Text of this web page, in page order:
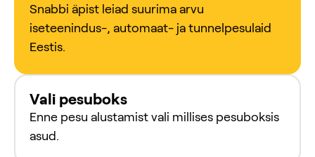
Snabbi äpist leiad suurima arvu
iseteenindus-, automaat- ja tunnelpesulaid
Eestis.
Vali pesuboks
Enne pesu alustamist vali millises pesuboksis
asud.